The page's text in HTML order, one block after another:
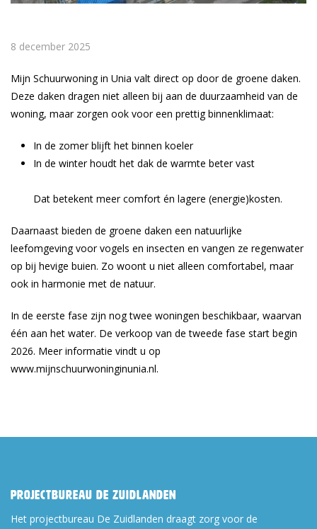
8 december 2025
Mijn Schuurwoning in Unia valt direct op door de groene daken.
Deze daken dragen niet alleen bij aan de duurzaamheid van de
woning, maar zorgen ook voor een prettig binnenklimaat:
In de zomer blijft het binnen koeler
In de winter houdt het dak de warmte beter vast
Dat betekent meer comfort én lagere (energie)kosten.
Daarnaast bieden de groene daken een natuurlijke
leefomgeving voor vogels en insecten en vangen ze regenwater
op bij hevige buien. Zo woont u niet alleen comfortabel, maar
ook in harmonie met de natuur.
In de eerste fase zijn nog twee woningen beschikbaar, waarvan
één aan het water. De verkoop van de tweede fase start begin
2026. Meer informatie vindt u op
www.mijnschuurwoninginunia.nl.
Projectbureau De Zuidlanden
Het projectbureau De Zuidlanden draagt zorg voor de